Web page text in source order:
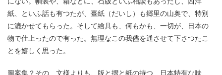
紙、といふ話も有つたが、臺紙（だいし）も郷里の山奥で、特別
に漉かせてもらった。そして繪具も、何もかも、一切が、日本の
物で仕上ったので有った。無理なこの我儘を通させて下さつたこ
とを嬉しく思った。
圖案集？その、文様よりも、版と摺と紙の持つ、日本特有な味